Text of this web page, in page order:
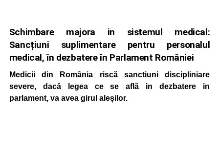
Schimbare majora in sistemul medical:
Sancțiuni suplimentare pentru personalul
medical, în dezbatere în Parlament României
Medicii din România riscă sanctiuni discipliniare
severe, dacă legea ce se află in dezbatere in
parlament, va avea girul aleșilor.